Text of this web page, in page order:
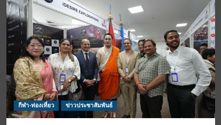
กีฬา-ท่องเที่ยว ข่าวประชาสัมพันธ์